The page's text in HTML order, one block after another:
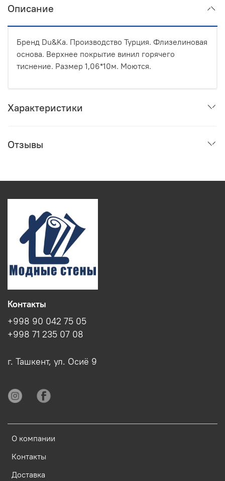
Описание
Бренд Du&Ka. Производство Турция. Флизелиновая
основа. Верхнее покрытие винил горячего
тиснение. Размер 1,06*10м. Моются.
Характеристики
Отзывы
О компании
Контакты
Доставка
Контакты
+998 90 042 75 05
+998 71 235 07 08
г. Ташкент, ул. Осиё 9